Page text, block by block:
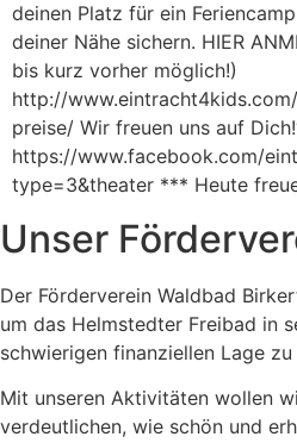
deinen Platz für ein
deiner Nähe sichern. HIER
bis kurz vorher möglich!)
http://
preise/ Wir freuen uns auf
https://www.facebook.com/
type=3&theater *** Heute
Unser
Der Förderverein Waldbad
um das Helmstedter Freibad in
schwierigen finanziellen Lage
Mit unseren Aktivitäten wollen
verdeutlichen, wie schön und